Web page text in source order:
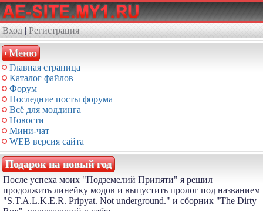
Вход | Регистрация
Меню
Главная страница
Каталог файлов
Форум
Последние посты форума
Всё для моддинга
Новости
Мини-чат
WEB версия сайта
Подарок на новый год
После успеха моих "Подземелий Припяти" я решил
продолжить линейку модов и выпустить пролог под названием
"S.T.A.L.K.E.R. Pripyat. Not underground." и сборник "The Dirty